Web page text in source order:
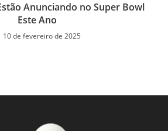
Anunciando no Super Bowl
Este Ano
10 de fevereiro de 2025